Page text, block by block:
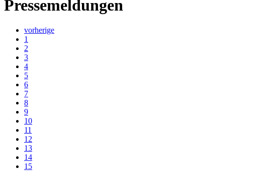
Pressemeldungen
vorherige
1
2
3
4
5
6
7
8
9
10
11
12
13
14
15